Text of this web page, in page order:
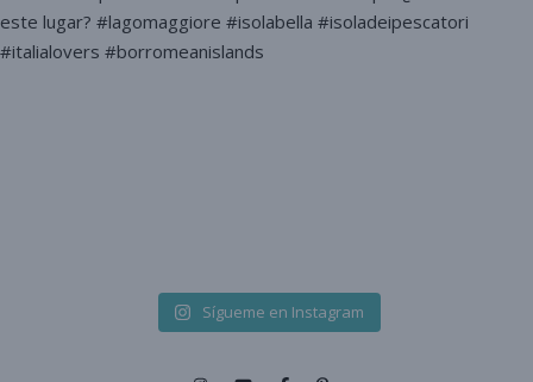
Sígueme en Instagram